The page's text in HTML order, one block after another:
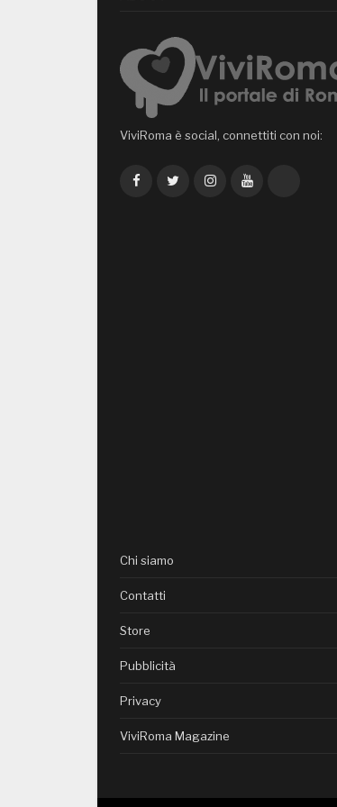
ViviRoma è social, connettiti con noi:
FacebookTwitterInstagramYouTube
Chi siamo
Contatti
Store
Pubblicità
Privacy
ViviRoma Magazine